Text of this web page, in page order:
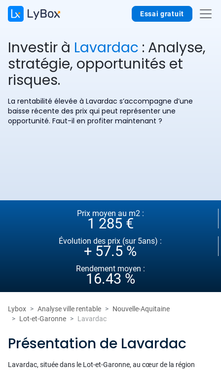
Essai gratuit
Investir à Lavardac : Analyse,
stratégie, opportunités et
risques.
La rentabilité élevée à Lavardac s’accompagne d’une
baisse récente des prix qui peut représenter une
opportunité. Faut-il en profiter maintenant ?
Prix moyen au m2 :
1 285 €
Évolution des prix (sur 5ans) :
+ 57.5 %
Rendement moyen :
16.43 %
Lybox Analyse ville rentable
Nouvelle-Aquitaine
Lot-et-Garonne
Lavardac
Présentation de Lavardac
Lavardac, située dans le Lot-et-Garonne, au cœur de la région